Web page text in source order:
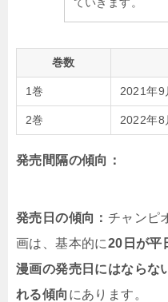
ていきます。
巻数
1巻 2021年9
2巻 2022年8
発売間隔の傾向：
発売日の傾向： チャンピ
画は、基本的に20日が平
漫画の発売日にはならな
れる傾向 にあります。